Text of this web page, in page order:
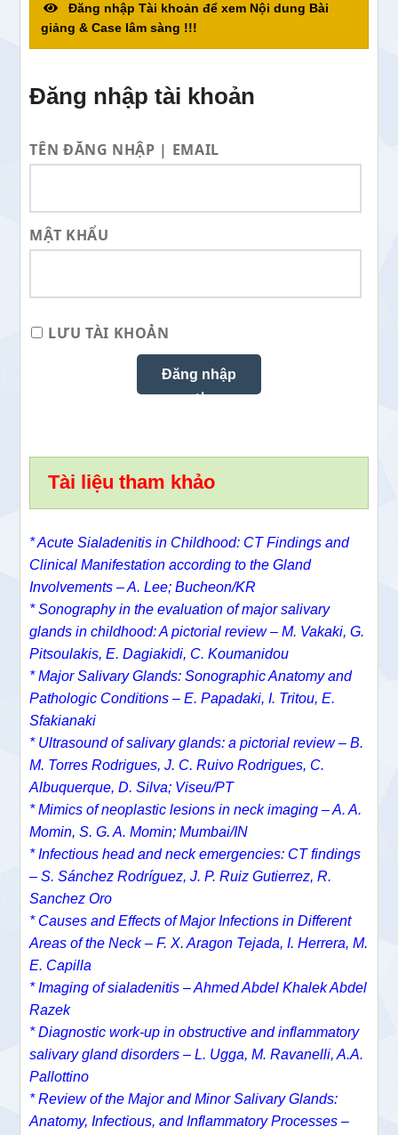
Đăng nhập Tài khoản để xem Nội dung Bài
giảng & Case lâm sàng !!!
Đăng nhập tài khoản
TÊN ĐĂNG NHẬP | EMAIL
MẬT KHẨU
LƯU TÀI KHOẢN
Tài liệu tham khảo
* Acute Sialadenitis in Childhood: CT Findings and
Clinical Manifestation according to the Gland
Involvements – A. Lee; Bucheon/KR
* Sonography in the evaluation of major salivary
glands in childhood: A pictorial review – M. Vakaki, G.
Pitsoulakis, E. Dagiakidi, C. Koumanidou
* Major Salivary Glands: Sonographic Anatomy and
Pathologic Conditions – E. Papadaki, I. Tritou, E.
Sfakianaki
* Ultrasound of salivary glands: a pictorial review – B.
M. Torres Rodrigues, J. C. Ruivo Rodrigues, C.
Albuquerque, D. Silva; Viseu/PT
* Mimics of neoplastic lesions in neck imaging – A. A.
Momin, S. G. A. Momin; Mumbai/IN
* Infectious head and neck emergencies: CT findings
– S. Sánchez Rodríguez, J. P. Ruiz Gutierrez, R.
Sanchez Oro
* Causes and Effects of Major Infections in Different
Areas of the Neck – F. X. Aragon Tejada, I. Herrera, M.
E. Capilla
* Imaging of sialadenitis – Ahmed Abdel Khalek Abdel
Razek
* Diagnostic work-up in obstructive and inflammatory
salivary gland disorders – L. Ugga, M. Ravanelli, A.A.
Pallottino
* Review of the Major and Minor Salivary Glands:
Anatomy, Infectious, and Inflammatory Processes –